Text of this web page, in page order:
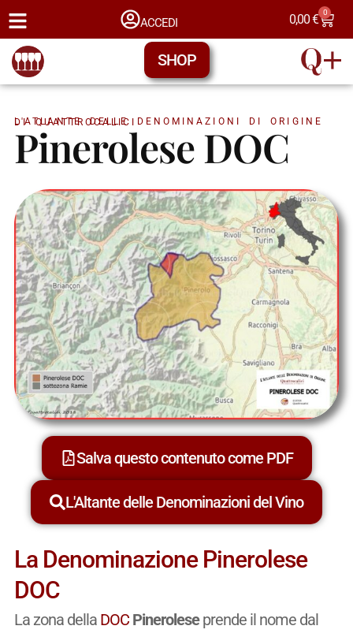
ACCEDI 0,00€ 0
SHOP
L'ATLANTE DELLE DENOMINAZIONI DI ORIGINE DI QUATTROCALICI
Pinerolese DOC
Salva questo contenuto come PDF
L'Altante delle Denominazioni del Vino
La Denominazione Pinerolese
DOC
La zona della DOCPineroleseprende il nome dal